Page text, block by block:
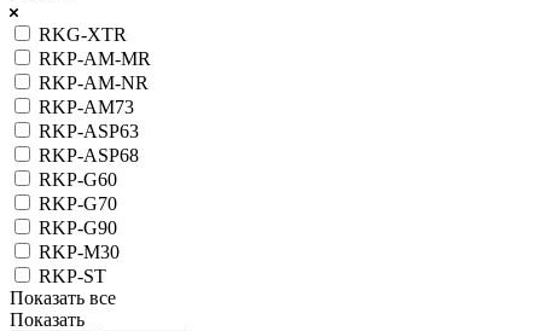
RKG-XTR
RKP-AM-MR
RKP-AM-NR
RKP-AM73
RKP-ASP63
RKP-ASP68
RKP-G60
RKP-G70
RKP-G90
RKP-M30
RKP-ST
Показать все
Показать